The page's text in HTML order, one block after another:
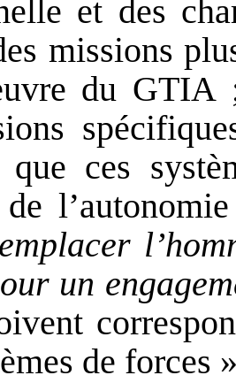
et des
missions
du GTIA
que ces
de
un
de forces